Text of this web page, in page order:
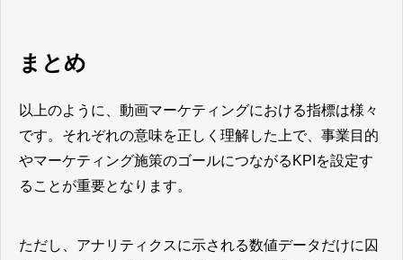
まとめ
以上のように、動画マーケティングにおける指標は様々
です。それぞれの意味を正しく理解した上で、事業目的
やマーケティング施策のゴールにつながるKPIを設定す
ることが重要となります。
ただし、アナリティクスに示される数値データだけに囚